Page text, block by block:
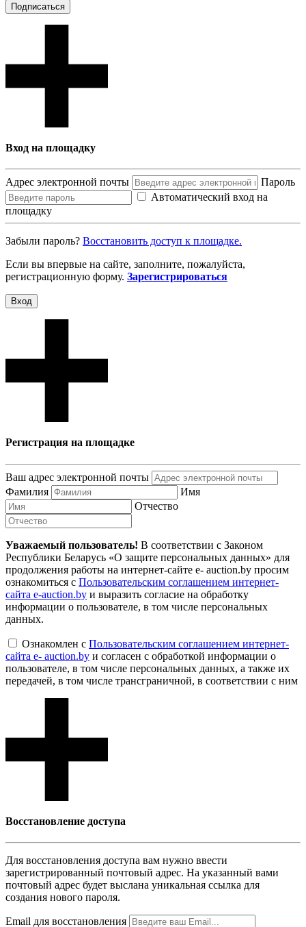
Подписаться
Вход на площадку
Адрес электронной почты
Пароль
Автоматический вход на
площадку
Забыли пароль? Восcтановить доступ к площадке.
Если вы впервые на сайте, заполните, пожалуйста,
регистрационную форму. Зарегистрироваться
Вход
Регистрация на площадке
Ваш адрес электронной почты
Фамилия
Имя
Отчество
Уважаемый пользователь! В соответствии с Законом
Республики Беларусь «О защите персональных данных» для
продолжения работы на интернет-сайте e- auction.by просим
ознакомиться с Пользовательским соглашением интернет-
сайта e-auction.by и выразить согласие на обработку
информации о пользователе, в том числе персональных
данных.
Ознакомлен с Пользовательским соглашением интернет-
сайта e- auction.by и согласен с обработкой информации о
пользователе, в том числе персональных данных, а также их
передачей, в том числе трансграничной, в соответствии с ним
Восcтановление доступа
Для восcтановления доступа вам нужно ввести
зарегистрированный почтовый адрес. На указанный вами
почтовый адрес будет выслана уникальная ссылка для
создания нового пароля.
Email для восcтановления